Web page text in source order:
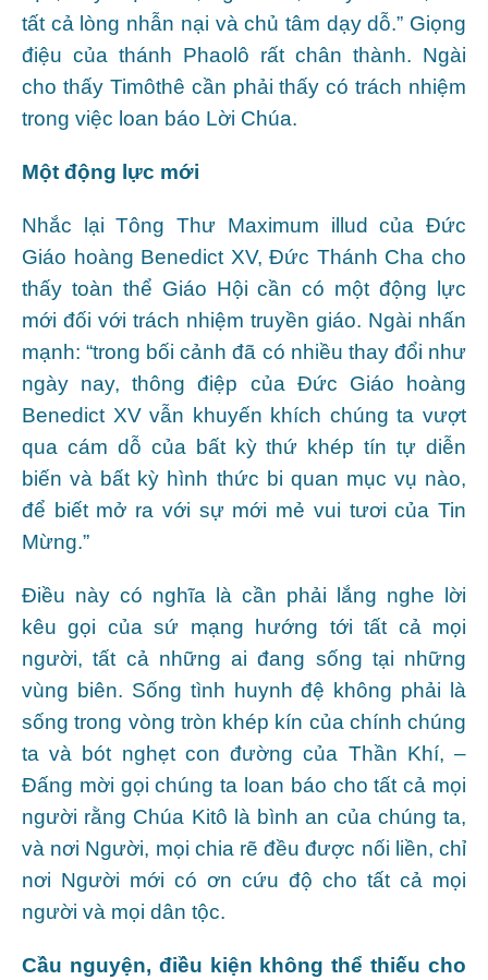
tất cả lòng nhẫn nại và chủ tâm dạy dỗ.” Giọng
điệu của thánh Phaolô rất chân thành. Ngài
cho thấy Timôthê cần phải thấy có trách nhiệm
trong việc loan báo Lời Chúa.
Một động lực mới
Nhắc lại Tông Thư Maximum illud của Đức
Giáo hoàng Benedict XV, Đức Thánh Cha cho
thấy toàn thể Giáo Hội cần có một động lực
mới đối với trách nhiệm truyền giáo. Ngài nhấn
mạnh: “trong bối cảnh đã có nhiều thay đổi như
ngày nay, thông điệp của Đức Giáo hoàng
Benedict XV vẫn khuyến khích chúng ta vượt
qua cám dỗ của bất kỳ thứ khép tín tự diễn
biến và bất kỳ hình thức bi quan mục vụ nào,
để biết mở ra với sự mới mẻ vui tươi của Tin
Mừng.”
Điều này có nghĩa là cần phải lắng nghe lời
kêu gọi của sứ mạng hướng tới tất cả mọi
người, tất cả những ai đang sống tại những
vùng biên. Sống tình huynh đệ không phải là
sống trong vòng tròn khép kín của chính chúng
ta và bót nghẹt con đường của Thần Khí, –
Đấng mời gọi chúng ta loan báo cho tất cả mọi
người rằng Chúa Kitô là bình an của chúng ta,
và nơi Người, mọi chia rẽ đều được nối liền, chỉ
nơi Người mới có ơn cứu độ cho tất cả mọi
người và mọi dân tộc.
Cầu nguyện, điều kiện không thể thiếu cho